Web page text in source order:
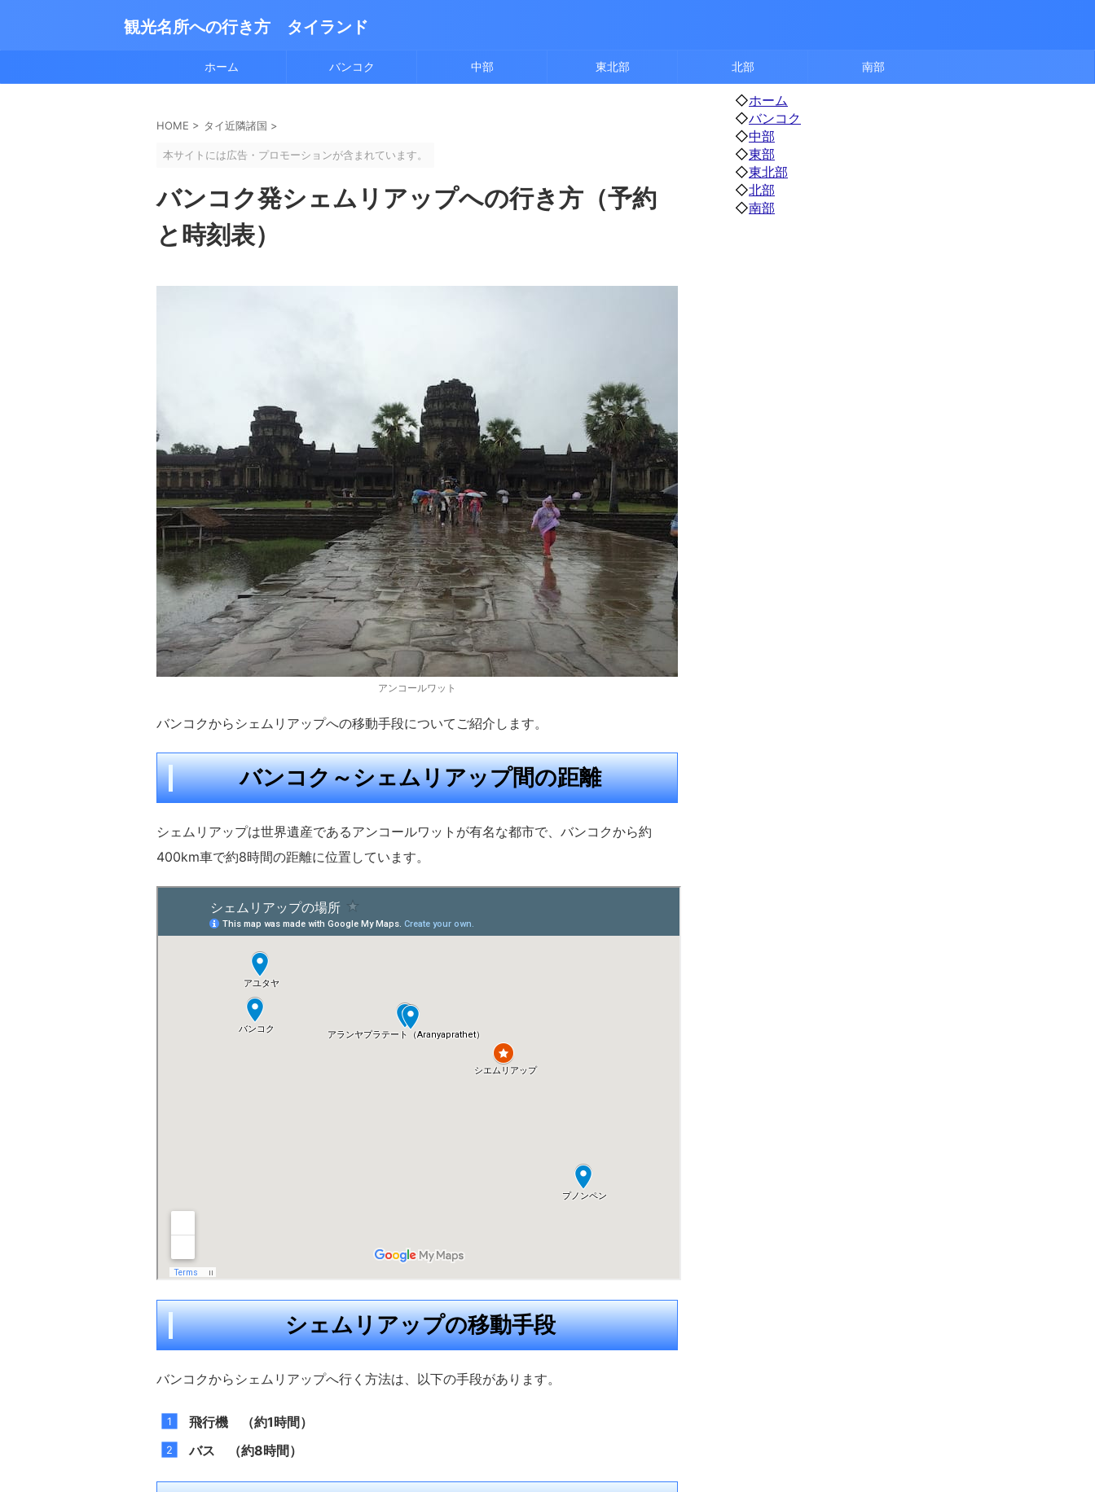
観光名所への行き方 タイランド
ホーム バンコク 中部 東北部 北部 南部
HOME > タイ近隣諸国 >
本サイトには広告・プロモーションが含まれています。
バンコク発シェムリアップへの行き方（予約
と時刻表）
アンコールワット
バンコクからシェムリアップへの移動手段についてご紹介します。
バンコク～シェムリアップ間の距離
シェムリアップは世界遺産であるアンコールワットが有名な都市で、バンコクから約
400km車で約8時間の距離に位置しています。
シェムリアップの移動手段
バンコクからシェムリアップへ行く方法は、以下の手段があります。
飛行機 （約1時間）
バス （約8時間）
◇ホーム
◇バンコク
◇中部
◇東部
◇東北部
◇北部
◇南部